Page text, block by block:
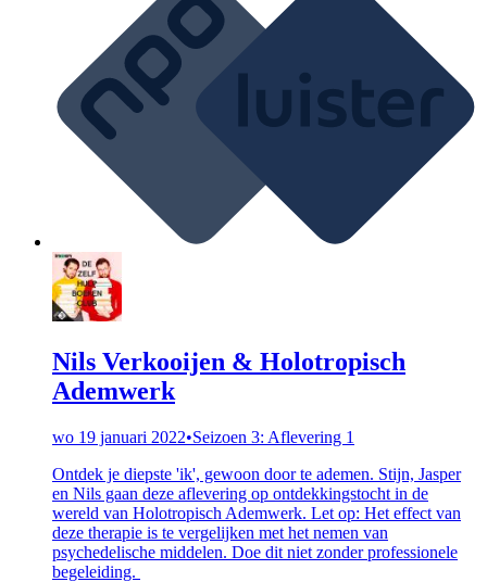
Nils Verkooijen & Holotropisch
Ademwerk
wo 19 januari 2022•Seizoen 3: Aflevering 1
Ontdek je diepste 'ik', gewoon door te ademen. Stijn, Jasper
en Nils gaan deze aflevering op ontdekkingstocht in de
wereld van Holotropisch Ademwerk. Let op: Het effect van
deze therapie is te vergelijken met het nemen van
psychedelische middelen. Doe dit niet zonder professionele
begeleiding.